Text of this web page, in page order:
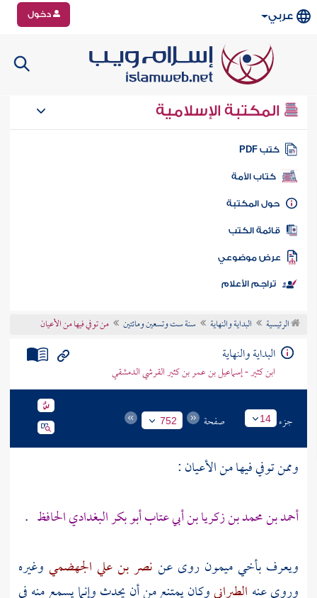
عربي دخول
المكتبة الإسلامية
كتب PDF
كتاب الأمة
المكتبة
الكتب
موضوعي
تراجم الأعلام
الرئيسية البداية والنهاية سنة ست وتسعين ومائتين من توفي فيها من الأعيان
البداية والنهاية
ابن كثير - إسماعيل بن عمر بن كثير القرشي الدمشقي
جزء 14 صفحة 752
وممن توفي فيها من الأعيان :
أحمد بن محمد بن زكريا بن أبي عتاب أبو بكر البغدادي الحافظ .
ويعرفبأخي ميمونروى عن نصر بن علي الجهضمي وغيره
وروى عنه الطبرانيوكان يمتنع من أن يحدث وإنما يسمع منه في